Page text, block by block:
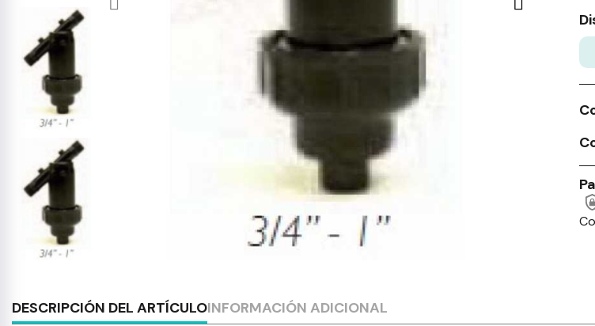
DESCRIPCIÓN DEL ARTÍCULOINFORMACIÓN ADICIONAL